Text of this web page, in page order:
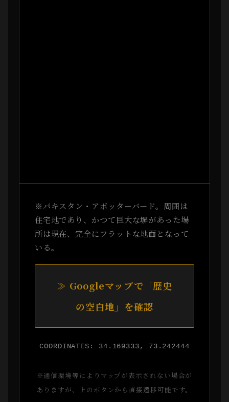
※パキスタン・アボッターバード。周囲は
住宅地であり、かつて巨大な塀があった場
所は現在、完全にフラットな地面となって
いる。
≫ Googleマップで「歴史
の空白地」を確認
COORDINATES: 34.169333, 73.242444
※通信環境等によりマップが表示されない場合が
ありますが、上のボタンから直接遷移可能です。